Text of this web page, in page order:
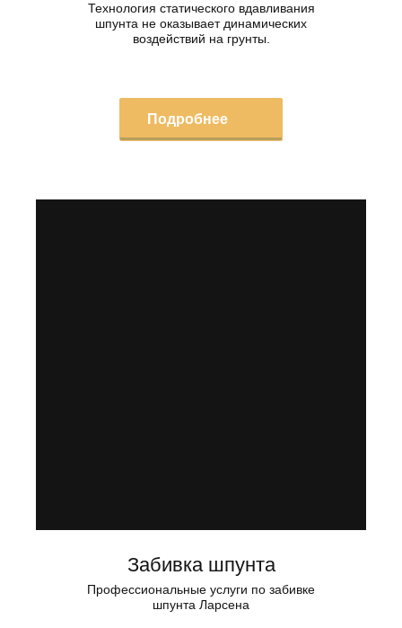
Технология статического вдавливания
шпунта не оказывает динамических
воздействий на грунты.
Подробнее
Забивка шпунта
Профессиональные услуги по забивке
шпунта Ларсена